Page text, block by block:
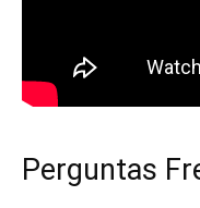
Perguntas